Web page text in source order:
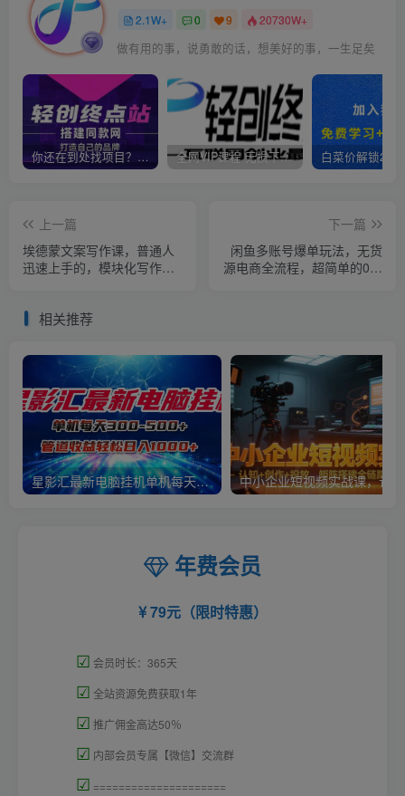
2.1W+ 0 9 20730W+
做有用的事，说勇敢的话，想美好的事，一生足矣
你还在到处找项目？还在当韭菜？我靠卖项目一个月收入5万+，曾经我也是个失败者。 全网VIP课程 无损下载~
上一篇
埃德蒙文案写作课，普通人
迅速上手的，模块化写作思
下一篇
闲鱼多账号爆单玩法，无货
源电商全流程，超简单的0门
相关推荐
星影汇最新电脑挂机单机每天300+团队管道收益轻松日入1000+
年费会员
79元（限时特惠）
☑ 会员时长：365天
☑ 全站资源免费获取1年
☑ 推广佣金高达50％
☑ 内部会员专属【微信】交流群
☑ =====================